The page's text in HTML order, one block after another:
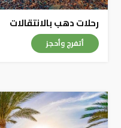
رحلات دهب بالانتقالات
أتفرج وأحجز